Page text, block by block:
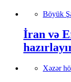
Böyük
İran və
Xəzər